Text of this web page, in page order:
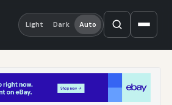
Light Dark Auto